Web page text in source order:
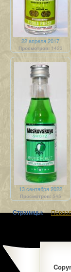
22 апреля 2017
Просмотров: 1423
13 сентября 2022
Просмотров: 545
Страницы: